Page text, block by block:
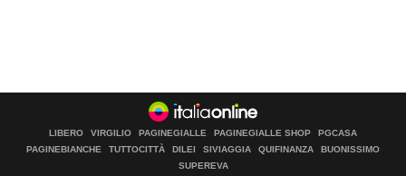
LIBERO VIRGILIO PAGINEGIALLE PAGINEGIALLE SHOP
PGCASA
PAGINEBIANCHE
TUTTOCITTÀ DILEI SIVIAGGIA QUIFINANZA
BUONISSIMO
SUPEREVA